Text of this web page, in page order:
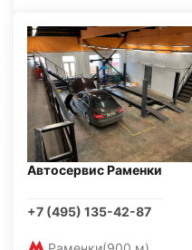
Автосервис Раменки
+7 (495) 135-42-87